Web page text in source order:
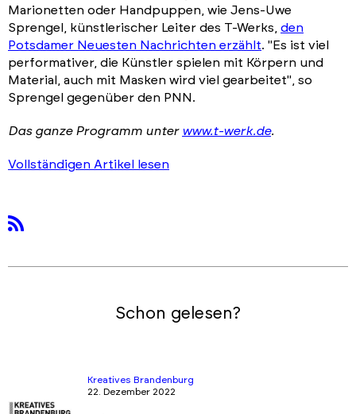
Marionetten oder Handpuppen, wie Jens-Uwe
Sprengel, künstlerischer Leiter des T-Werks, den
Potsdamer Neuesten Nachrichten erzählt. "Es ist viel
performativer, die Künstler spielen mit Körpern und
Material, auch mit Masken wird viel gearbeitet", so
Sprengel gegenüber den PNN.
Das ganze Programm unter www.t-werk.de.
Vollständigen Artikel lesen
Schon gelesen?
Kreatives Brandenburg
22. Dezember 2022